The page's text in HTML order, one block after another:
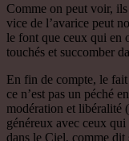
Comme on peut voir,
vice de l’avarice peut
le font que ceux qui en
touchés et succomber
En fin de compte, le fait
ce n’est pas un péché
modération et libéralité
généreux avec ceux
dans le Ciel, comme dit